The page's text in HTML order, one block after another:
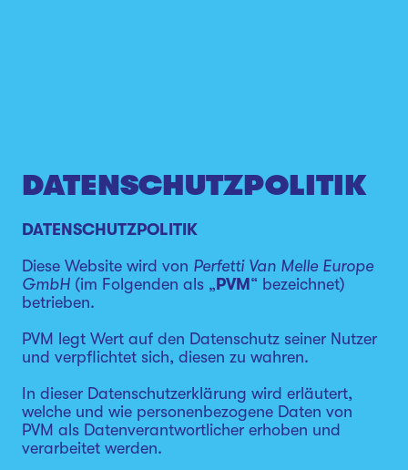
DATENSCHUTZPOLITIK
DATENSCHUTZPOLITIK
Diese Website wird von Perfetti Van Melle Europe
GmbH (im Folgenden als „ PVM “ bezeichnet)
betrieben.
PVM legt Wert auf den Datenschutz seiner Nutzer
und verpflichtet sich, diesen zu wahren.
In dieser Datenschutzerklärung wird erläutert,
welche und wie personenbezogene Daten von
PVM als Datenverantwortlicher erhoben und
verarbeitet werden.